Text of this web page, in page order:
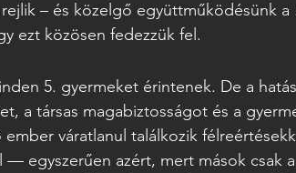
– és közelgő együttműködésünk a
ezt közösen fedezzük fel.
5. gyermeket érintenek. De a
a társas magabiztosságot és a
váratlanul találkozik
egyszerűen azért, mert mások csak